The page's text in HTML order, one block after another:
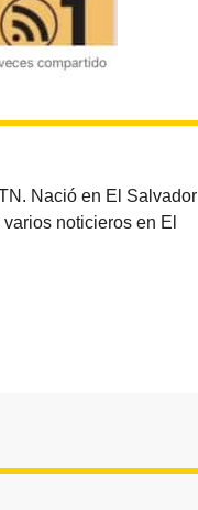
Nació en El Salvador
noticieros en El